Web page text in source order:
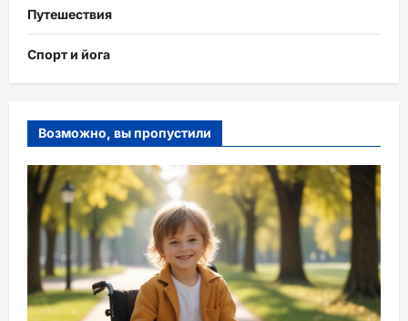
Путешествия
Спорт и йога
Возможно, вы пропустили